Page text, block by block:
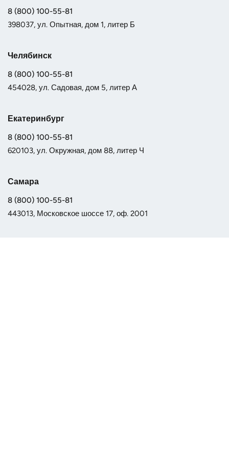
8 (800) 100-55-81
398037, ул. Опытная, дом 1, литер Б
Челябинск
8 (800) 100-55-81
454028, ул. Садовая, дом 5, литер А
Екатеринбург
8 (800) 100-55-81
620103, ул. Окружная, дом 88, литер Ч
Самара
8 (800) 100-55-81
443013, Московское шоссе 17, оф. 2001